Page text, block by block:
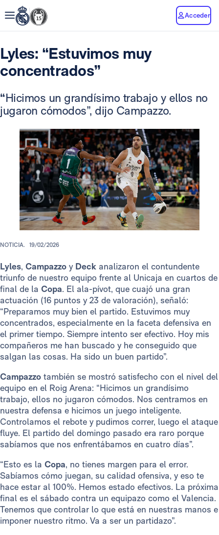
Acceder
Lyles: “Estuvimos muy
concentrados”
“Hicimos un grandísimo trabajo y ellos no
jugaron cómodos”, dijo Campazzo.
NOTICIA. 19/02/2026
Lyles, Campazzo y Deck analizaron el contundente
triunfo de nuestro equipo frente al Unicaja en cuartos de
final de la Copa. El ala-pívot, que cuajó una gran
actuación (16 puntos y 23 de valoración), señaló:
“Preparamos muy bien el partido. Estuvimos muy
concentrados, especialmente en la faceta defensiva en
el primer tiempo. Siempre intento ser efectivo. Hoy mis
compañeros me han buscado y he conseguido que
salgan las cosas. Ha sido un buen partido”.
Campazzo también se mostró satisfecho con el nivel del
equipo en el Roig Arena: “Hicimos un grandísimo
trabajo, ellos no jugaron cómodos. Nos centramos en
nuestra defensa e hicimos un juego inteligente.
Controlamos el rebote y pudimos correr, luego el ataque
fluye. El partido del domingo pasado era raro porque
sabíamos que nos enfrentábamos en cuatro días”.
“Esto es la Copa, no tienes margen para el error.
Sabíamos cómo juegan, su calidad ofensiva, y eso te
hace estar al 100%. Hemos estado efectivos. La próxima
final es el sábado contra un equipazo como el Valencia.
Tenemos que controlar lo que está en nuestras manos e
imponer nuestro ritmo. Va a ser un partidazo”.